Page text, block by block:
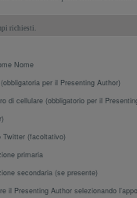
richiesti.
Nome
per il Presenting Author)
di cellulare (obbligatorio per il
Twitter (facoltativo)
primaria
secondaria (se presente)
il Presenting Author selezionando